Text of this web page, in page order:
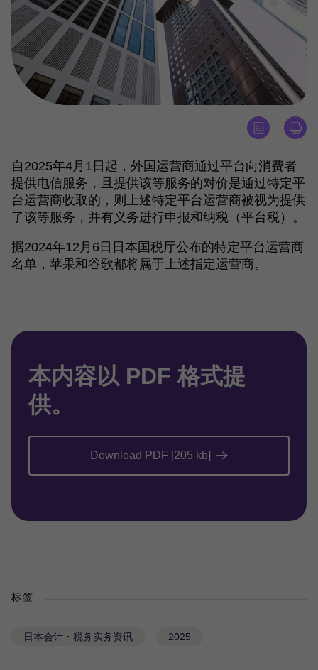
自2025年4月1日起，外国运营商通过平台向消费者
提供电信服务，且提供该等服务的对价是通过特定平
台运营商收取的，则上述特定平台运营商被视为提供
了该等服务，并有义务进行申报和纳税（平台税）。
据2024年12月6日日本国税厅公布的特定平台运营商
名单，苹果和谷歌都将属于上述指定运营商。
本内容以 PDF 格式提
供。
Download PDF [205 kb]
标签
日本会计・税务实务资讯 2025